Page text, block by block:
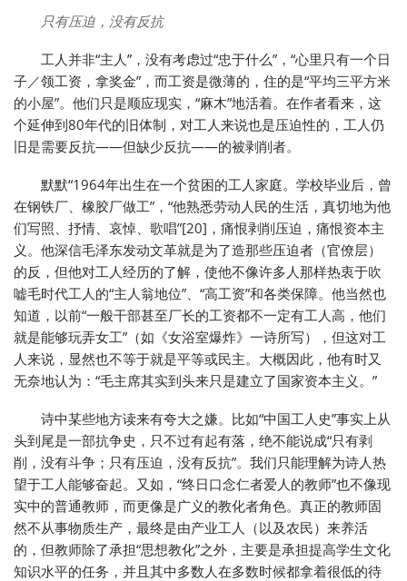
只有压迫，没有反抗
工人并非“主人”，没有考虑过“忠于什么”，“心里只有一个日
子／领工资，拿奖金”，而工资是微薄的，住的是“平均三平方米
的小屋”。他们只是顺应现实，“麻木”地活着。在作者看来，这
个延伸到80年代的旧体制，对工人来说也是压迫性的，工人仍
旧是需要反抗——但缺少反抗——的被剥削者。
默默“1964年出生在一个贫困的工人家庭。学校毕业后，曾
在钢铁厂、橡胶厂做工”，“他熟悉劳动人民的生活，真切地为他
们写照、抒情、哀悼、歌唱”[20]，痛恨剥削压迫，痛恨资本主
义。他深信毛泽东发动文革就是为了造那些压迫者（官僚层）
的反，但他对工人经历的了解，使他不像许多人那样热衷于吹
嘘毛时代工人的“主人翁地位”、“高工资”和各类保障。他当然也
知道，以前“一般干部甚至厂长的工资都不一定有工人高，他们
就是能够玩弄女工”（如《女浴室爆炸》一诗所写），但这对工
人来说，显然也不等于就是平等或民主。大概因此，他有时又
无奈地认为：“毛主席其实到头来只是建立了国家资本主义。”
诗中某些地方读来有夸大之嫌。比如“中国工人史”事实上从
头到尾是一部抗争史，只不过有起有落，绝不能说成“只有剥
削，没有斗争；只有压迫，没有反抗”。我们只能理解为诗人热
望于工人能够奋起。又如，“终日口念仁者爱人的教师”也不像现
实中的普通教师，而更像是广义的教化者角色。真正的教师固
然不从事物质生产，最终是由产业工人（以及农民）来养活
的，但教师除了承担“思想教化”之外，主要是承担提高学生文化
知识水平的任务，并且其中多数人在多数时候都拿着很低的待